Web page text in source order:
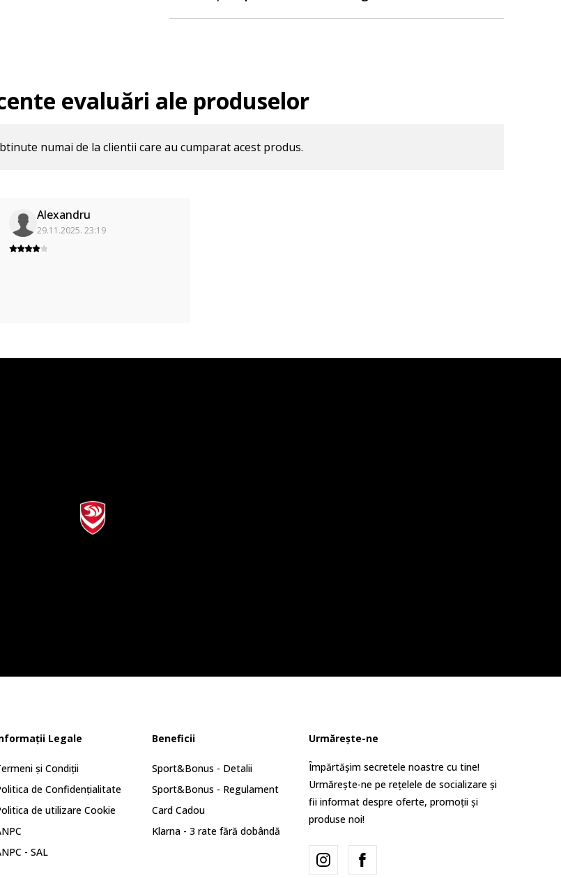
evaluări ale produselor
numai de la clientii care au cumparat acest produs.
Alexandru
29.11.2025. 23:19
Legale
și Condiții
de Confidențialitate
de utilizare Cookie
- SAL
Beneficii
Sport&Bonus - Detalii
Sport&Bonus - Regulament
Card Cadou
Klarna - 3 rate fără dobândă
Urmărește-ne
Împărtășim secretele noastre cu tine!
Urmărește-ne pe rețelele de socializare și
fii informat despre oferte, promoții și
produse noi!